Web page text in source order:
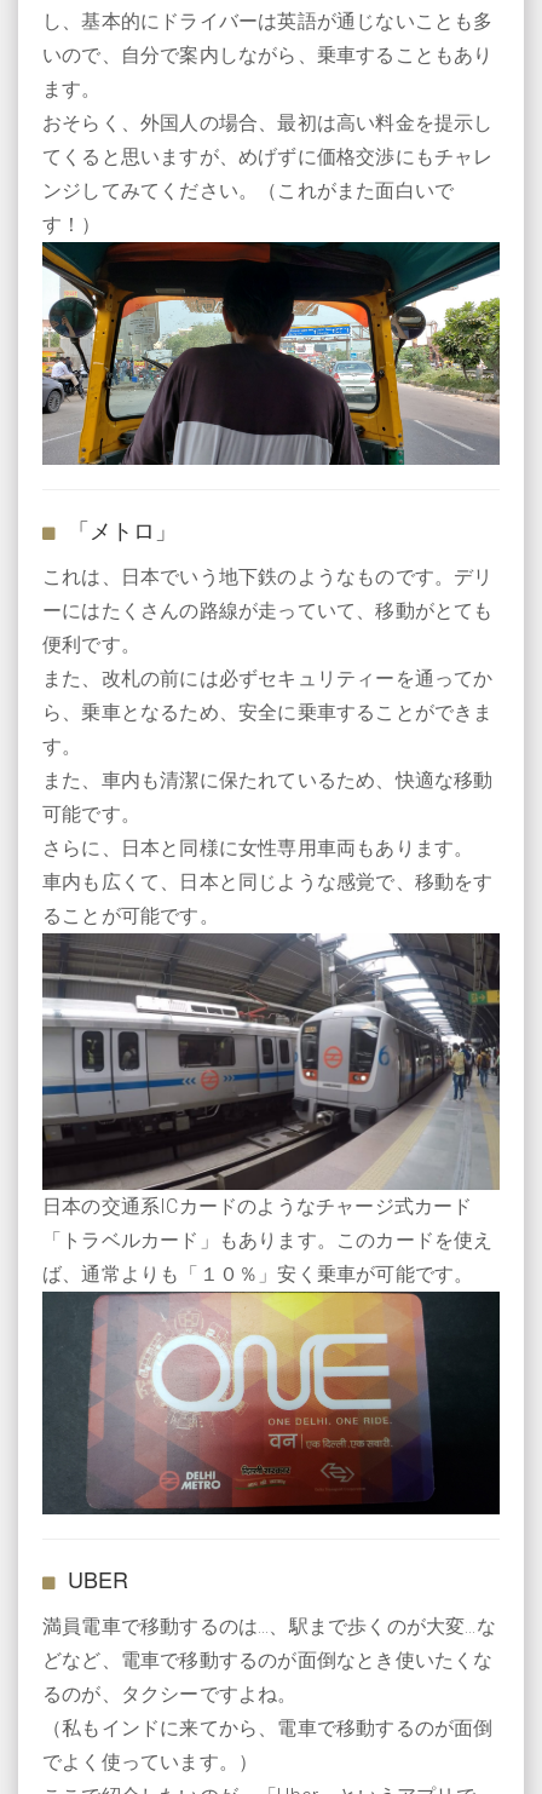
し、基本的にドライバーは英語が通じないことも多
いので、自分で案内しながら、乗車することもあり
ます。
おそらく、外国人の場合、最初は高い料金を提示し
てくると思いますが、めげずに価格交渉にもチャレ
ンジしてみてください。（これがまた面白いで
す！）
「メトロ」
これは、日本でいう地下鉄のようなものです。デリ
ーにはたくさんの路線が走っていて、移動がとても
便利です。
また、改札の前には必ずセキュリティーを通ってか
ら、乗車となるため、安全に乗車することができま
す。
また、車内も清潔に保たれているため、快適な移動
可能です。
さらに、日本と同様に女性専用車両もあります。
車内も広くて、日本と同じような感覚で、移動をす
ることが可能です。
日本の交通系ICカードのようなチャージ式カード
「トラベルカード」もあります。このカードを使え
ば、通常よりも「１０％」安く乗車が可能です。
UBER
満員電車で移動するのは…、駅まで歩くのが大変…な
どなど、電車で移動するのが面倒なとき使いたくな
るのが、タクシーですよね。
（私もインドに来てから、電車で移動するのが面倒
でよく使っています。）